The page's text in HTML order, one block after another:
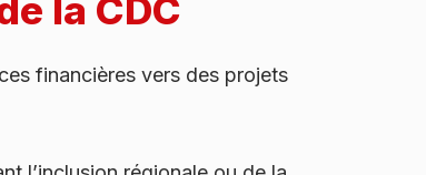
la CDC
financières vers des projets